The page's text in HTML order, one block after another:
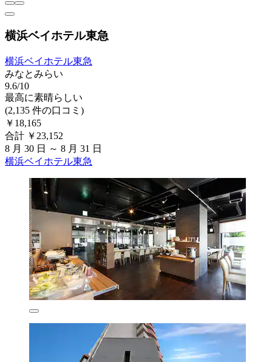
横浜ベイホテル東急
横浜ベイホテル東急
みなとみらい
9.6/10
最高に素晴らしい
(2,135 件の口コミ)
￥18,165
合計 ￥23,152
8 月 30 日 ～ 8 月 31 日
横浜ベイホテル東急